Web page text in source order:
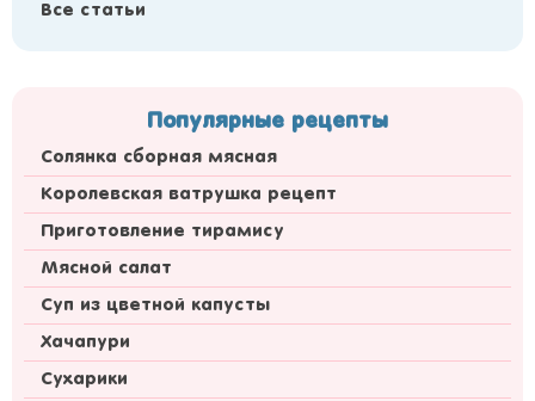
Все статьи
Популярные рецепты
Солянка сборная мясная
Королевская ватрушка рецепт
Приготовление тирамису
Мясной салат
Суп из цветной капусты
Хачапури
Сухарики